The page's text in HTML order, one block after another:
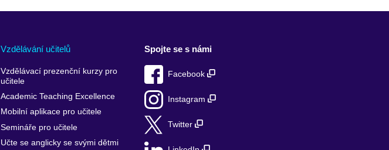
Vzdělávání učitelů
Vzdělávací prezenční kurzy pro
učitele
Academic Teaching Excellence
Mobilní aplikace pro učitele
Semináře pro učitele
Učte se anglicky se svými dětmi
Spojte se s námi
Facebook
Instagram
Twitter